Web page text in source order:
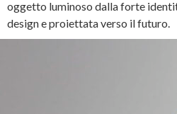
oggetto luminoso dalla forte
design e proiettata verso il futuro.